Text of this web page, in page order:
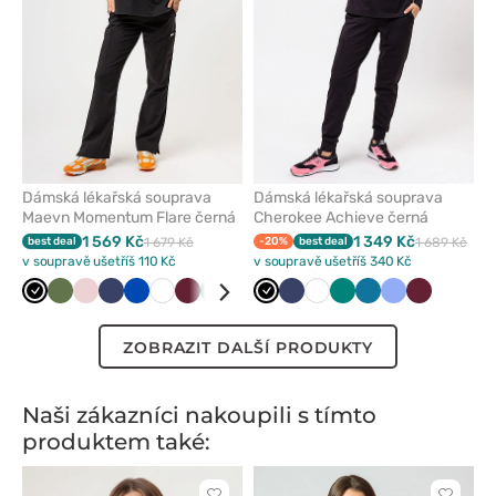
Dámská lékařská souprava
Maevn Momentum Flare černá
best deal 1 569 Kč1 679 Kč
v soupravě ušetříš 110 Kč
ČernáOlivkováPastelově
Námořnická
Královsky
Bílá Třešňová
SvětleŽlutáKlasicky
ŠedáKaraibsky
SvětleLevandulová
Dámská lékařská souprava
Cherokee Achieve černá
-20% best deal 1 349 Kč1 689 Kč
v soupravě ušetříš 340 Kč
ČernáNámořnická
Bílá ZelenáKaraibsky
KlasickyTřešňová
ZOBRAZIT DALŠÍ PRODUKTY
Naši zákazníci nakoupili s tímto
produktem také: